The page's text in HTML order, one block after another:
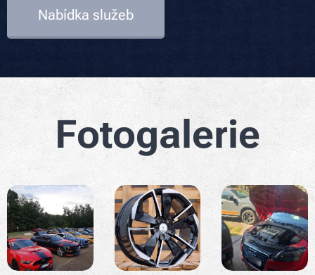
Nabídka služeb
Fotogalerie